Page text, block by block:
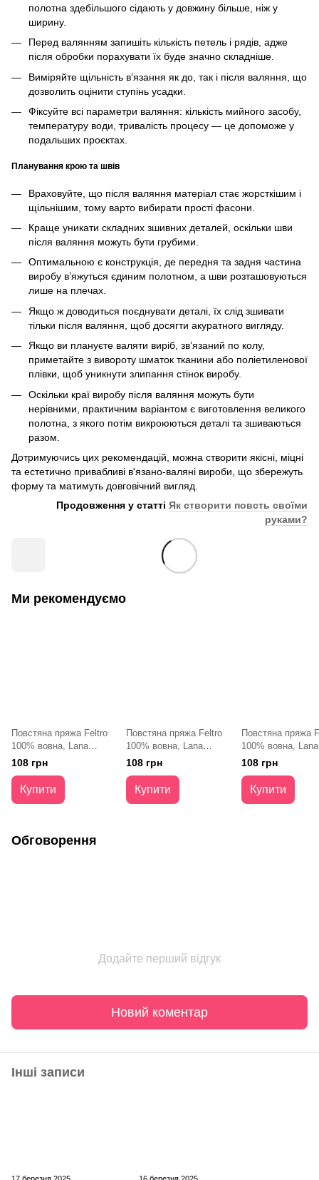
полотна здебільшого сідають у довжину більше, ніж у
ширину.
Перед валянням запишіть кількість петель і рядів, адже
після обробки порахувати їх буде значно складніше.
Виміряйте щільність в’язання як до, так і після валяння, що
дозволить оцінити ступінь усадки.
Фіксуйте всі параметри валяння: кількість мийного засобу,
температуру води, тривалість процесу — це допоможе у
подальших проєктах.
Планування крою та швів
Враховуйте, що після валяння матеріал стає жорсткішим і
щільнішим, тому варто вибирати прості фасони.
Краще уникати складних зшивних деталей, оскільки шви
після валяння можуть бути грубими.
Оптимальною є конструкція, де передня та задня частина
виробу в’яжуться єдиним полотном, а шви розташовуються
лише на плечах.
Якщо ж доводиться поєднувати деталі, їх слід зшивати
тільки після валяння, щоб досягти акуратного вигляду.
Якщо ви плануєте валяти виріб, зв’язаний по колу,
приметайте з вивороту шматок тканини або поліетиленової
плівки, щоб уникнути злипання стінок виробу.
Оскільки краї виробу після валяння можуть бути
нерівними, практичним варіантом є виготовлення великого
полотна, з якого потім викроюються деталі та зшиваються
разом.
Дотримуючись цих рекомендацій, можна створити якісні, міцні
та естетично привабливі в'язано-валяні вироби, що збережуть
форму та матимуть довговічний вигляд.
Продовження у статті Як створити повсть своїми
руками?
Ми рекомендуємо
Повстяна пряжа Feltro
100% вовна, Lana
Grossa
108 грн
Купити
Повстяна пряжа Feltro
100% вовна, Lana
Grossa
108 грн
Купити
Повстяна пряжа
100% вовна, Lana
Grossa
108 грн
Купити
Обговорення
Додайте перший відгук
Новий коментар
Інші записи